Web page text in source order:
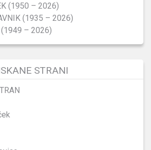
(1950 – 2026)
(1935 – 2026)
– 2026)
STRANI